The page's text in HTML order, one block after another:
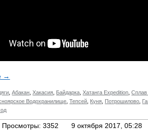
→
,Абакан ,Хакасия Байдарка ,Хатанга Expedition ,Сплав
Водохранилище ,Тепсей Куня Потрошилово
Просмотры: 3352
9 октября 2017, 05:28